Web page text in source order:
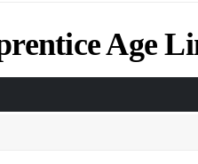
Age